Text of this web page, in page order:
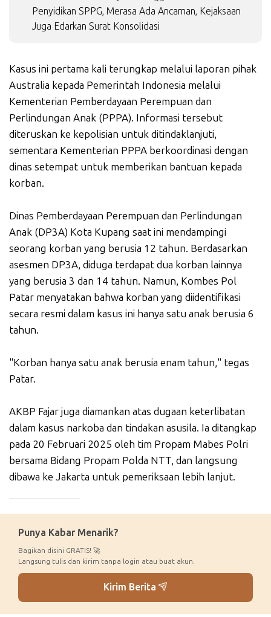
Penyidikan SPPG, Merasa Ada Ancaman, Kejaksaan
Juga Edarkan Surat Konsolidasi
Kasus ini pertama kali terungkap melalui laporan pihak
Australia kepada Pemerintah Indonesia melalui
Kementerian Pemberdayaan Perempuan dan
Perlindungan Anak (PPPA). Informasi tersebut
diteruskan ke kepolisian untuk ditindaklanjuti,
sementara Kementerian PPPA berkoordinasi dengan
dinas setempat untuk memberikan bantuan kepada
korban.
Dinas Pemberdayaan Perempuan dan Perlindungan
Anak (DP3A) Kota Kupang saat ini mendampingi
seorang korban yang berusia 12 tahun. Berdasarkan
asesmen DP3A, diduga terdapat dua korban lainnya
yang berusia 3 dan 14 tahun. Namun, Kombes Pol
Patar menyatakan bahwa korban yang diidentifikasi
secara resmi dalam kasus ini hanya satu anak berusia 6
tahun.
"Korban hanya satu anak berusia enam tahun," tegas
Patar.
AKBP Fajar juga diamankan atas dugaan keterlibatan
dalam kasus narkoba dan tindakan asusila. Ia ditangkap
pada 20 Februari 2025 oleh tim Propam Mabes Polri
bersama Bidang Propam Polda NTT, dan langsung
dibawa ke Jakarta untuk pemeriksaan lebih lanjut.
Punya Kabar Menarik?
Bagikan disini GRATIS! 🚀
Langsung tulis dan kirim tanpa login atau buat akun.
Kirim Berita